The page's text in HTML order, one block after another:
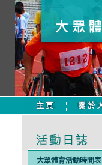
大眾體育活動時間表